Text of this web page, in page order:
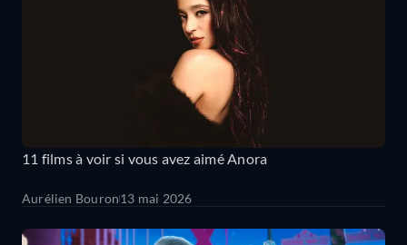
11 films à voir si vous avez aimé Anora
Aurélien Bouron13 mai 2026